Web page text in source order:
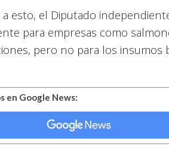
esto, el Diputado
para empresas como
pero no para los insumos
en Google News: